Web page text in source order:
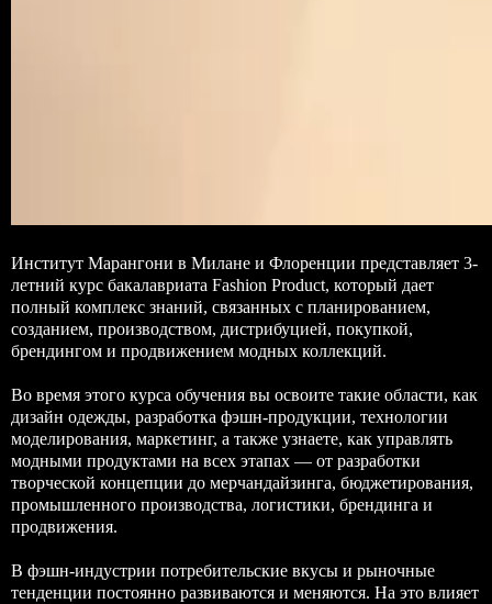
Институт Марангони в Милане и Флоренции представляет 3-
летний курс бакалавриата Fashion Product, который дает
полный комплекс знаний, связанных с планированием,
созданием, производством, дистрибуцией, покупкой,
брендингом и продвижением модных коллекций.
Во время этого курса обучения вы освоите такие области, как
дизайн одежды, разработка фэшн-продукции, технологии
моделирования, маркетинг, а также узнаете, как управлять
модными продуктами на всех этапах — от разработки
творческой концепции до мерчандайзинга, бюджетирования,
промышленного производства, логистики, брендинга и
продвижения.
В фэшн-индустрии потребительские вкусы и рыночные
тенденции постоянно развиваются и меняются. На это влияет